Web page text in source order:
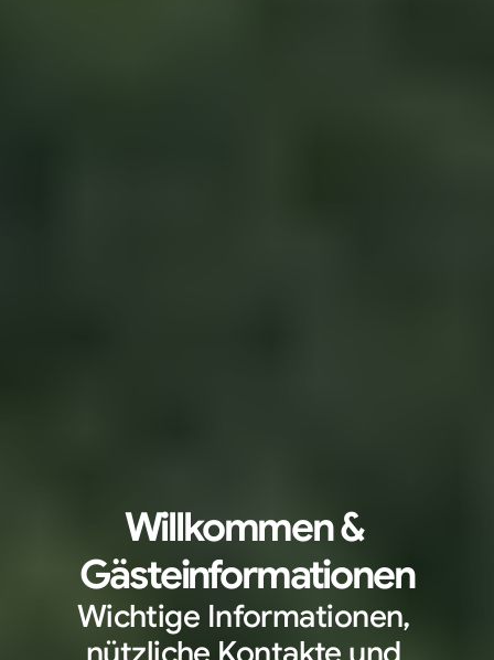
Willkommen &
Gästeinformationen
Wichtige Informationen,